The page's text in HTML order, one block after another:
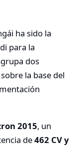
ha sido la
para la
dos
la base del
2015, un
de462 CV y